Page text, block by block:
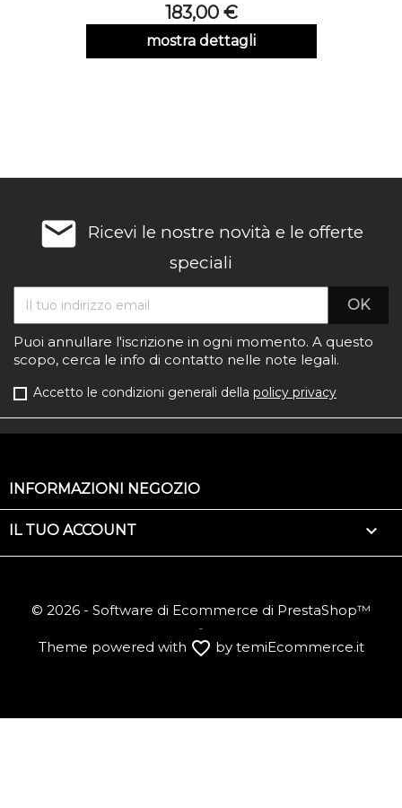
Prezzo
183,00 €
mostra dettagli
email
Ricevi le nostre novità e le offerte
speciali
Puoi annullare l'iscrizione in ogni momento. A questo
scopo, cerca le info di contatto nelle note legali.
Accetto le condizioni generali della policy privacy
INFORMAZIONI NEGOZIO
IL TUO ACCOUNT 
© 2026 - Software di Ecommerce di PrestaShop™
-
Theme powered with favorite_border by temiEcommerce.it